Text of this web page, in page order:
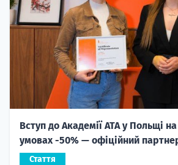
Вступ до Академії ATA у Польщі
умовах -50% — офіційний
Стаття